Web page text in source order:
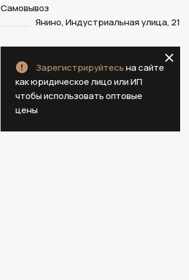
Самовывоз
Янино, Индустриальная улица, 21
Зарегистрируйтесьна сайте
как юридическое лицо или ИП
чтобы использовать оптовые
цены